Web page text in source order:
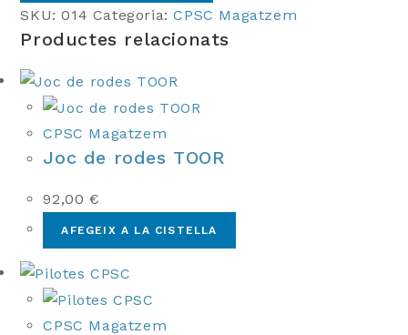
adhesiva
SKU:014 Categoria:CPSC Magatzem
Productes relacionats
CPSC Magatzem
Joc de rodes TOOR
92,00€
AFEGEIX A LA CISTELLA
CPSC Magatzem